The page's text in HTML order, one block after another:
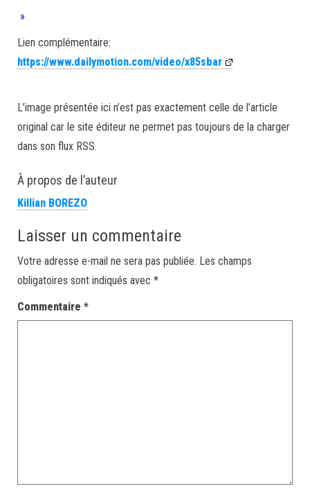
»
Lien complémentaire:
https://www.dailymotion.com/video/x85sbar
L’image présentée ici n’est pas exactement celle de l’article
original car le site éditeur ne permet pas toujours de la charger
dans son flux RSS.
À propos de l’auteur
Killian BOREZO
Laisser un commentaire
Votre adresse e-mail ne sera pas publiée. Les champs
obligatoires sont indiqués avec *
Commentaire *